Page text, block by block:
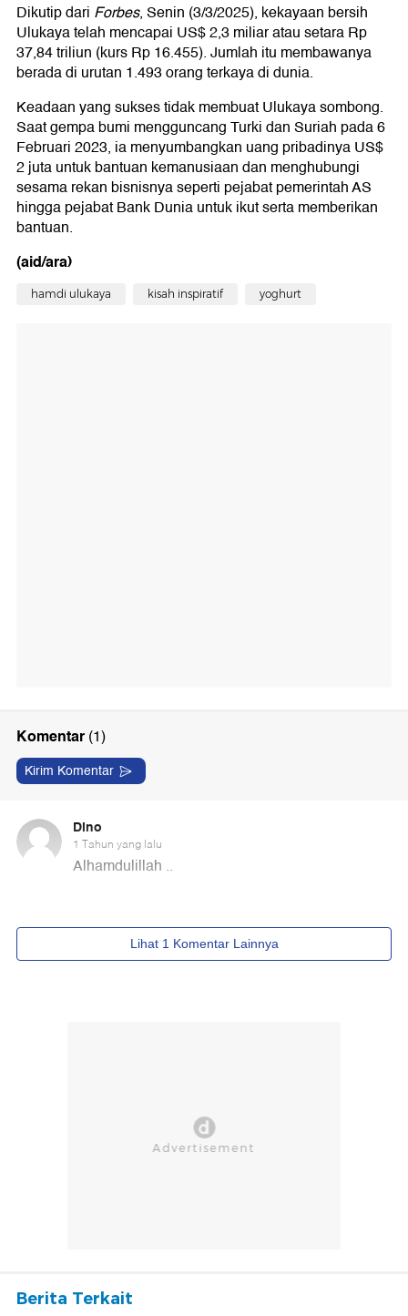
Dikutip dari Forbes, Senin (3/3/2025), kekayaan bersih
Ulukaya telah mencapai US$ 2,3 miliar atau setara Rp
37,84 triliun (kurs Rp 16.455). Jumlah itu membawanya
berada di urutan 1.493 orang terkaya di dunia.
Keadaan yang sukses tidak membuat Ulukaya sombong.
Saat gempa bumi mengguncang Turki dan Suriah pada 6
Februari 2023, ia menyumbangkan uang pribadinya US$
2 juta untuk bantuan kemanusiaan dan menghubungi
sesama rekan bisnisnya seperti pejabat pemerintah AS
hingga pejabat Bank Dunia untuk ikut serta memberikan
bantuan.
(aid/ara)
hamdi ulukaya kisah inspiratif yoghurt
Berita Terkait